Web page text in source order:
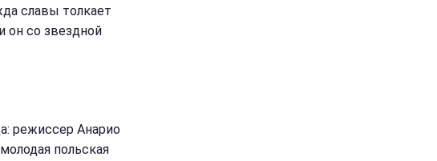
славы толкает
он со звездной
режиссер Анарио
польская